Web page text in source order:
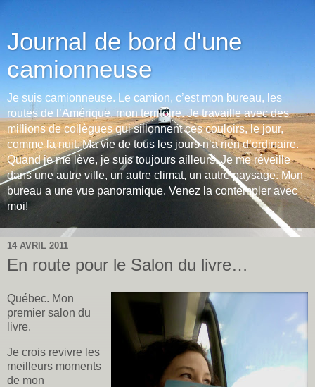
Journal de bord d'une
camionneuse
Je suis camionneuse. Le camion, c’est mon bureau, les
routes de l’Amérique, mon territoire. Je travaille avec des
millions de collègues qui sillonnent ces couloirs, le jour,
comme la nuit. Ma vie de tous les jours n’a rien d’ordinaire.
Quand je me lève, je suis toujours ailleurs. Je me réveille
dans une autre ville, un autre climat, un autre paysage. Mon
bureau a une vue panoramique. Venez la contempler avec
moi!
14 AVRIL 2011
En route pour le Salon du livre…
Québec. Mon
premier salon du
livre.
Je crois revivre les
meilleurs moments
de mon